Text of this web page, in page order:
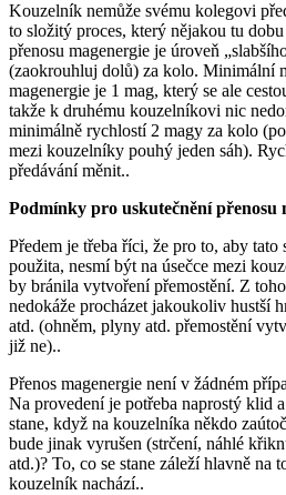
Kouzelník nemůže svému kolegovi
to složitý proces, který nějakou tu
přenosu magenergie je úroveň
(zaokrouhluj dolů) za kolo. Minimální
magenergie je 1 mag, který se ale
takže k druhému kouzelníkovi nic
minimálně rychlostí 2 magy za kolo
mezi kouzelníky pouhý jeden sáh).
předávání měnit..
Podmínky pro uskutečnění přenosu
Předem je třeba říci, že pro to, aby
použita, nesmí být na úsečce mezi
by bránila vytvoření přemostění. Z
nedokáže procházet jakoukoliv hustší
atd. (ohněm, plyny atd. přemostění
již ne)..
Přenos magenergie není v žádném
Na provedení je potřeba naprostý klid
stane, když na kouzelníka někdo
bude jinak vyrušen (strčení, náhlé
atd.)? To, co se stane záleží hlavně na
kouzelník nachází..